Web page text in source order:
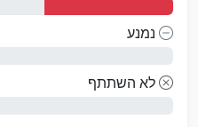
נמנע
לא השתתף